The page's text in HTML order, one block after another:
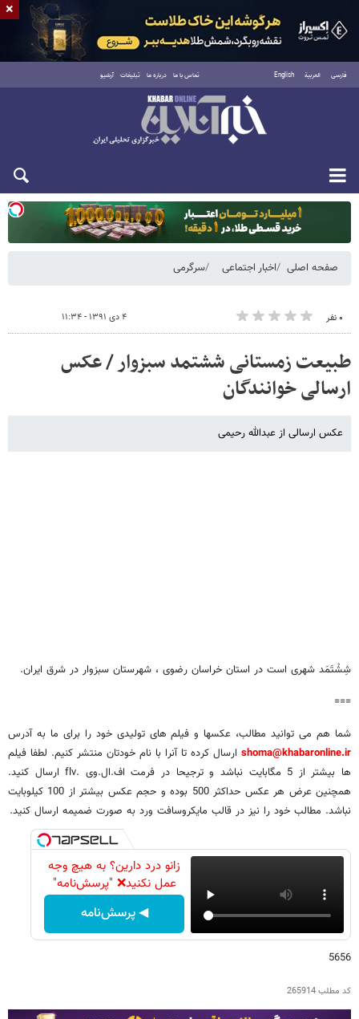
فارسی العربية English تماس با ما درباره ما تبلیغات آرشیو
یکشنبه ۱۸ مرداد ۱۴۰۵
صفحه اصلی اخبار اجتماعی سرگرمی
۰ نفر ۴ دی ۱۳۹۱ - ۱۱:۳۴
طبیعت زمستانی ششتمد سبزوار / عکس
ارسالی خوانندگان
عکس ارسالی از عبدالله رحیمی
شِشْتَمَد شهری است در استان خراسان رضوی ، شهرستان سبزوار در شرق ایران.
===
شما هم می توانید مطالب، عکسها و فیلم های تولیدی خود را برای ما به آدرس
shoma@khabaronline.ir ارسال کرده تا آنرا با نام خودتان منتشر کنیم. لطفا فیلم
ها بیشتر از 5 مگابایت نباشد و ترجیحا در فرمت اف.ال.وی .flv ارسال کنید.
همچنین عرض هر عکس حداکثر 500 بوده و حجم عکس بیشتر از 100 کیلوبایت
نباشد. مطالب خود را نیز در قالب مایکروسافت ورد به صورت ضمیمه ارسال کنید.
زانو درد دارین؟ به هیچ وجه
عمل نکنید❌ "پرسش‌نامه"
◀ پرسش‌نامه
5656
کد مطلب265914
×